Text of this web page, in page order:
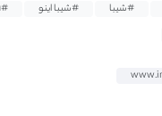
#شیبا #شیبا اینو #Shiba Inu